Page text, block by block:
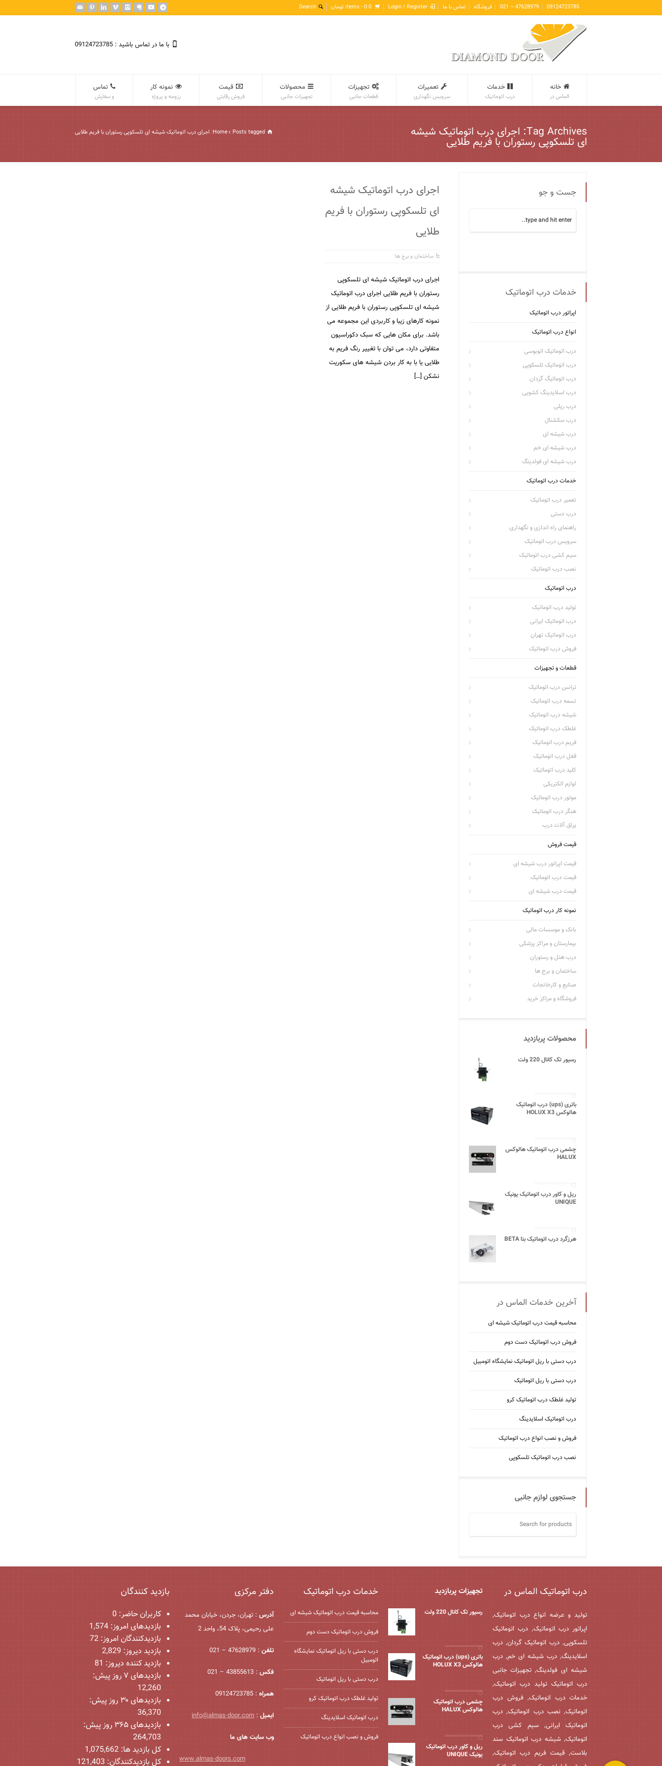
09124723785
47628979 – 021 فروشگاه تماس با ما Login / Register
0 items -
0 تومان
با ما در تماس باشید : 09124723785
خانه
الماس در
خدمات
درب اتوماتیک
تعمیرات
سرویس نگهداری
تجهیزات
قطعات جانبی
محصولات
تجهیزات جانبی
قیمت
فروش رقابتی
نمونه کار
رزومه و پروژه
تماس
و سفارش
Tag Archives: اجرای درب اتوماتیک شیشه
ای تلسکوپی رستوران با فریم طلایی
Home Posts tagged: اجرای درب اتوماتیک شیشه ای تلسکوپی رستوران با فریم طلایی
اجرای درب اتوماتیک شیشه
ای تلسکوپی رستوران با فریم
طلایی
ساختمان و برج ها
اجرای درب اتوماتیک شیشه ای تلسکوپی
رستوران با فریم طلایی اجرای درب اتوماتیک
شیشه ای تلسکوپی رستوران با فریم طلایی از
نمونه کارهای زیبا و کاربردی این مجموعه می
باشد. برای مکان هایی که سبک دکوراسیون
متفاوتی دارد، می توان با تغییر رنگ فریم به
طلایی یا با به کار بردن شیشه های سکوریت
نشکن […]
جست و جو
خدمات درب اتوماتیک
اپراتور درب اتوماتیک
انواع درب اتوماتیک
درب اتوماتیک اتوبوسی
درب اتوماتیک تلسکوپی
درب اتوماتیگ گردان
درب اسلایدینگ کشویی
درب ریلی
درب سکشنال
درب شیشه ای
درب شیشه ای خم
درب شیشه ای فولدینگ
خدمات درب اتوماتیک
تعمیر درب اتوماتیک
درب دستی
راهنمای راه اندازی و نگهداری
سرویس درب اتوماتیک
سیم کشی درب اتوماتیک
نصب درب اتوماتیک
درب اتوماتیک
تولید درب اتوماتیک
درب اتوماتیک ایرانی
درب اتوماتیک تهران
فروش درب اتوماتیک
قطعات و تجهیزات
ترانس درب اتوماتیک
تسمه درب اتوماتیک
شیشه درب اتوماتیک
غلطک درب اتوماتیک
فریم درب اتوماتیک
قفل درب اتوماتیک
کلید درب اتوماتیک
لوازم الکتریکی
موتور درب اتوماتیک
هنگر درب اتوماتیک
یراق آلات درب
قیمت فروش
قیمت اپراتور درب شیشه ای
قیمت درب اتوماتیک
قیمت درب شیشه ای
نمونه کار درب اتوماتیک
بانک و موسسات مالی
بیمارستان و مراکز پزشکی
درب هتل و رستوران
ساختمان و برج ها
صنایع و کارخانجات
فروشگاه و مراکز خرید
محصولات پربازدید
رسیور تک کانال 220 ولت
باتری (ups) درب اتوماتیک
هالوکس HOLUX X3
چشمی درب اتوماتیک هالوکس
HALUX
ریل و کاور درب اتوماتیک یونیک
UNIQUE
هرزگرد درب اتوماتیک بتا BETA
آخرین خدمات الماس در
محاسبه قیمت درب اتوماتیک شیشه ‌ای
فروش درب اتوماتیک دست دوم
درب دستی با ریل اتوماتیک نمایشگاه اتومبیل
درب دستی با ریل اتوماتیک
تولید غلطک درب اتوماتیک کرو
درب اتوماتیک اسلایدینگ
فروش و نصب انواع درب اتوماتیک
نصب درب اتوماتیک تلسکوپی
جستجوی لوازم جانبی
درب اتوماتیک الماس در
تولید و عرضه انواع درب اتوماتیک,
اپراتور درب اتوماتیک, درب اتوماتیک
تلسکوپی, درب اتوماتیک گردان, درب
اسلایدینگ, درب شیشه ای خم, درب
شیشه ای فولدینگ, تجهیزات جانبی
درب اتوماتیک تولید درب اتوماتیک,
خدمات درب اتوماتیک, فروش درب
اتوماتیک, نصب درب اتوماتیک, درب
اتوماتیک ایرانی, سیم کشی درب
اتوماتیک, شیشه درب اتوماتیک سند
بلاست, قیمت فریم درب اتوماتیک,
تجهیزات پربازدید
رسیور تک کانال 220 ولت
باتری (ups) درب اتوماتیک
هالوکس HOLUX X3
چشمی درب اتوماتیک
هالوکس HALUX
ریل و کاور درب اتوماتیک
یونیک UNIQUE
خدمات درب اتوماتیک
محاسبه قیمت درب اتوماتیک شیشه ‌ای
فروش درب اتوماتیک دست دوم
درب دستی با ریل اتوماتیک نمایشگاه
اتومبیل
درب دستی با ریل اتوماتیک
تولید غلطک درب اتوماتیک کرو
درب اتوماتیک اسلایدینگ
فروش و نصب انواع درب اتوماتیک
دفتر مرکزی
آدرس : تهران، جردن، خیابان محمد
علی رحیمی، پلاک 54، واحد 2
تلفن : 47628979 – 021
فکس : 43855613 – 021
همراه : 09124723785
ایمیل :
info@almas-door.com
وب سایت های ما
www.almas-doors.com
بازدید کنندگان
کاربران حاضر: 0
بازدیدهای امروز: 1,574
بازدیدکنندگان امروز: 72
بازدید دیروز: 2,829
بازدید کننده دیروز: 81
بازدیدهای ۷ روز پیش:
12,260
بازدیدهای ۳۰ روز پیش:
36,370
بازدیدهای ۳۶۵ روز پیش:
264,703
کل بازدید ها: 1,075,662
کل بازدیدکنند‌گان: 121,403